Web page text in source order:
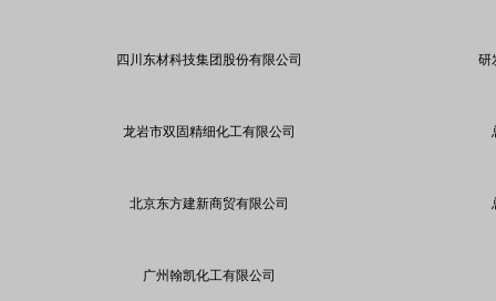
四川东材科技集团股份有限公司 研
龙岩市双固精细化工有限公司
北京东方建新商贸有限公司
广州翰凯化工有限公司